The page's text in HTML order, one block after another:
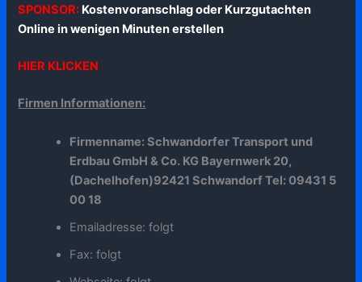
SPONSOR: Kostenvoranschlag oder Kurzgutachten
Online in wenigen Minuten erstellen
HIER KLICKEN
Firmen Informationen:
Firmenname: Schwandorfer Transport und
Erdbau GmbH & Co. KG Bayernwerk 20,
(Dachelhofen)92421 Schwandorf Tel: 09431 5
00 18
Emailadresse: folgt
Fax: folgt